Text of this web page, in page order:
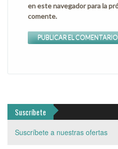
en este navegador para la
comente.
Suscríbete
Suscríbete a nuestras ofertas